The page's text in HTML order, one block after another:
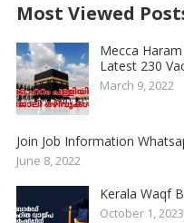
Most Viewed
Mecca
Latest 230
March 9, 2022
Join Job Information
June 8, 2022
Kerala Waqf
October 1, 2023